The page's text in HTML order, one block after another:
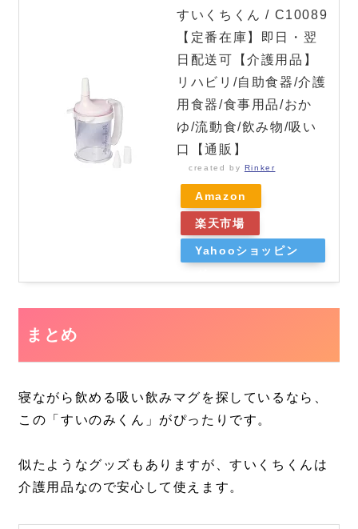
すいくちくん / C10089
【定番在庫】即日・翌
日配送可【介護用品】
リハビリ/自助食器/介護
用食器/食事用品/おか
ゆ/流動食/飲み物/吸い
口【通販】
created by Rinker
Amazon
楽天市場
Yahooショッピン
まとめ
寝ながら飲める吸い飲みマグを探しているなら、
この「すいのみくん」がぴったりです。
似たようなグッズもありますが、すいくちくんは
介護用品なので安心して使えます。